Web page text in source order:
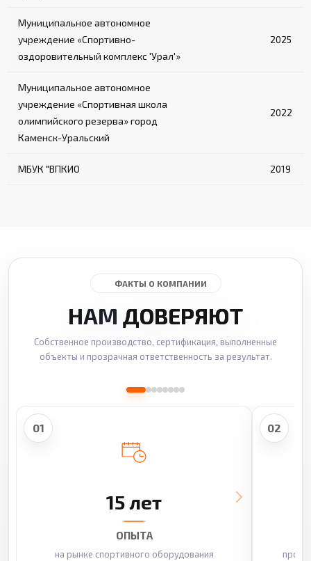
Муниципальное автономное
учреждение «Спортивно-
оздоровительный комплекс 'Урал'»
2025
Муниципальное автономное
учреждение «Спортивная школа
олимпийского резерва» город
Каменск-Уральский
2022
МБУК "ВПКИО 2019
ФАКТЫ О КОМПАНИИ
НАМ ДОВЕРЯЮТ
Собственное производство, сертификация, выполненные
объекты и прозрачная ответственность за результат.
01
15 лет
ОПЫТА
на рынке спортивного оборудования
02